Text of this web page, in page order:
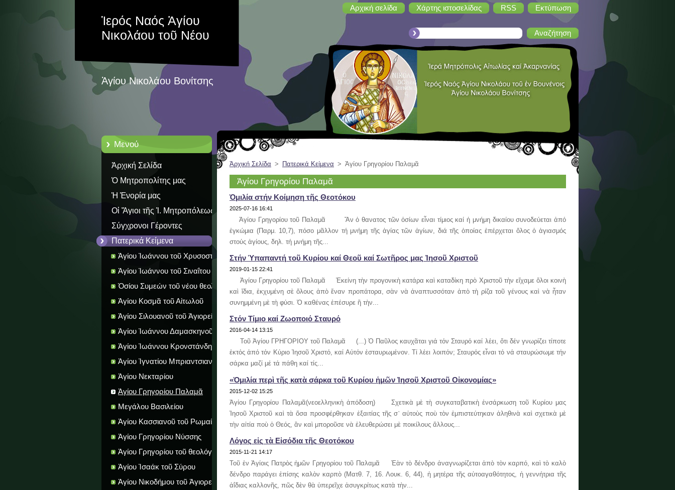
Αρχική σελίδα Χάρτης ιστοσελίδας RSS Εκτύπωση
Ἱερός Ναός Ἁγίου
Νικολάου τοῦ Νέου
Ἁγίου Νικολάου Βονίτσης
Μενού
Ἀρχική Σελίδα
Ὁ Μητροπολίτης μας
Ἡ Ἐνορία μας
Οἱ Ἅγιοι τῆς Ἱ. Μητροπόλεως
Σύγχρονοι Γέροντες
Πατερικά Κείμενα
Ἁγίου Ἰωάννου τοῦ Χρυσοστόμου
Ἁγίου Ἰωάννου τοῦ Σιναΐτου
Ὁσίου Συμεών τοῦ νέου θεολόγου
Ἁγίου Κοσμᾶ τοῦ Αἰτωλοῦ
Ἁγίου Σιλουανοῦ τοῦ Ἁγιορείτου
Ἁγίου Ἰωάννου Δαμασκηνοῦ
Ἁγίου Ἰωάννου Κρονστάνδης
Ἁγίου Ἰγνατίου Μπριαντσιανίνωφ
Ἁγίου Νεκταρίου
Ἁγίου Γρηγορίου Παλαμᾶ
Μεγάλου Βασιλείου
Ἁγίου Κασσιανοῦ τοῦ Ρωμαίου
Ἁγίου Γρηγορίου Νύσσης
Ἁγίου Γρηγορίου τοῦ θεολόγου
Ἁγίου Ἰσαάκ τοῦ Σύρου
Ἁγίου Νικοδήμου τοῦ Ἁγιορείτου
Ἀρχική Σελίδα > Πατερικά Κείμενα > Ἁγίου Γρηγορίου Παλαμᾶ
Ἁγίου Γρηγορίου Παλαμᾶ
Ὁμιλία στήν Κοίμηση τῆς Θεοτόκου
2025-07-16 16:41
Ἁγίου Γρηγορίου τοῦ Παλαμᾶ Ἄν ὁ θανατος τῶν ὁσίων εἶναι τίμιος καί ἡ μνήμη δικαίου συνοδεύεται ἀπό
ἐγκώμια (Παρμ. 10,7), πόσο μᾶλλον τή μνήμη τῆς ἁγίας τῶν ἁγίων, διά τῆς ὁποίας ἐπέρχεται ὅλος ὁ ἁγιασμός
στούς ἁγίους, δηλ. τή μνήμη τῆς...
Στήν Ὑπαπαντή τοῦ Κυρίου καί Θεοῦ καί Σωτῆρος μας Ἰησοῦ Χριστοῦ
2019-01-15 22:41
Ἁγίου Γρηγορίου τοῦ Παλαμᾶ Ἐκείνη τὴν προγονικὴ κατάρα καὶ καταδίκη πρὸ Χριστοῦ τὴν εἴχαμε ὅλοι κοινὴ
καὶ ἴδια, ἐκχυμένη σὲ ὅλους ἀπὸ ἕναν προπάτορα, σὰν νὰ ἀναπτυσσόταν ἀπὸ τὴ ρίζα τοῦ γένους καὶ νὰ ἦταν
συνημμένη μὲ τὴ φύσι. Ὁ καθένας ἐπέσυρε ἢ τὴν...
Στόν Τίμιο καί Ζωοποιό Σταυρό
2016-04-14 13:15
Τοῦ Ἁγίου ΓΡΗΓΟΡΙΟΥ τοῦ Παλαμᾶ (...) Ὁ Παῦλος καυχᾶται γιά τόν Σταυρό καί λέει, ὅτι δέν γνωρίζει τίποτε
ἐκτός ἀπό τόν Κύριο Ἰησοῦ Χριστό, καί Αὐτόν ἐσταυρωμένον. Τί λέει λοιπόν; Σταυρός εἶναι τό νά σταυρώσωμε τήν
σάρκα μαζί μέ τά πάθη καί τίς...
«Ὁμιλία περὶ τῆς κατὰ σάρκα τοῦ Κυρίου ἡμῶν Ἰησοῦ Χριστοῦ Οἰκονομίας»
2015-12-02 15:25
Ἁγίου Γρηγορίου Παλαμᾶ(νεοελληνικὴ ἀπόδοση) Σχετικὰ μὲ τὴ συγκαταβατικὴ ἐνσάρκωση τοῦ Κυρίου μας
Ἰησοῦ Χριστοῦ καὶ τὰ ὅσα προσφέρθηκαν ἐξαιτίας τῆς σ᾿ αὐτοὺς ποὺ τὸν ἐμπιστεύτηκαν ἀληθινὰ καὶ σχετικὰ μὲ
τὴν αἰτία ποὺ ὁ Θεός, ἂν καὶ μποροῦσε νὰ ἐλευθερώσει μὲ ποικίλους ἄλλους...
Λόγος εἰς τὰ Εἰσόδια τῆς Θεοτόκου
2015-11-21 14:17
Τοῦ ἐν Ἁγίοις Πατρὸς ἡμῶν Γρηγορίου τοῦ Παλαμᾶ Ἐὰν τὸ δένδρο ἀναγνωρίζεται ἀπὸ τὸν καρπό, καὶ τὸ καλὸ
δένδρο παράγει ἐπίσης καλὸν καρπὸ (Ματθ. 7, 16. Λουκ. 6, 44), ἡ μητέρα τῆς αὐτοαγαθότητος, ἡ γεννήτρια τῆς
ἀΐδιας καλλονῆς, πῶς δὲν θὰ ὑπερεῖχε ἀσυγκρίτως κατὰ τὴν...